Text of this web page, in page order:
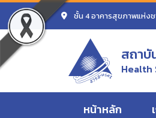
ชั้น 4 อาคารสุขภาพแห่ง
สถาบั
Health
หน้าหลัก